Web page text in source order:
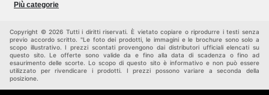
Bambini e Neonati
Più categorie
Copyright © 2026 Tutti i diritti riservati. È vietato copiare o riprodurre i testi senza
previo accordo scritto. "Le foto dei prodotti, le immagini e le brochure sono solo a
scopo illustrativo. I prezzi scontati provengono dai distributori ufficiali elencati su
questo sito. Le offerte sono valide da e fino alla data di scadenza o fino ad
esaurimento delle scorte. Lo scopo di questo sito è informativo e non può essere
utilizzato per rivendicare i prodotti. I prezzi possono variare a seconda della
posizione.